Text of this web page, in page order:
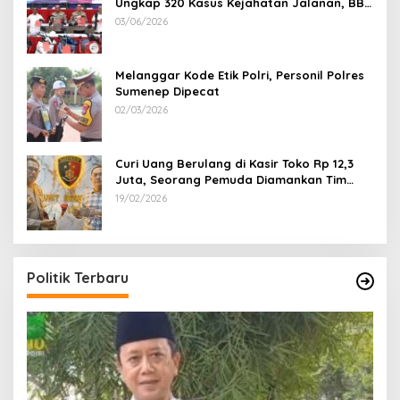
100 Sepeda Motor dan 12 Mobil Diamankan
03/06/2026
Melanggar Kode Etik Polri, Personil Polres
Sumenep Dipecat
02/03/2026
Curi Uang Berulang di Kasir Toko Rp 12,3
Juta, Seorang Pemuda Diamankan Tim
Reskrim Polsek Lenteng Sumenep
19/02/2026
Politik Terbaru